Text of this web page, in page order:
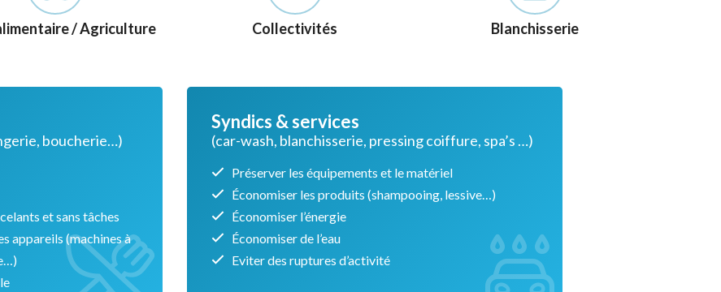
/ Agriculture Collectivités Blanchisserie
boucherie…)
et sans tâches
appareils (machines à
Syndics & services
(car-wash, blanchisserie, pressing coiffure, spa’s …)
Préserver les équipements et le matériel
Économiser les produits (shampooing, lessive…)
Économiser l’énergie
Économiser de l’eau
Eviter des ruptures d’activité